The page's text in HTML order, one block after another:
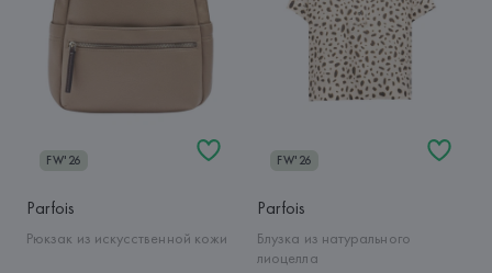
FW'26
Parfois
Рюкзак из искусственной кожи
FW'26
Parfois
Блузка из натурального
лиоцелла